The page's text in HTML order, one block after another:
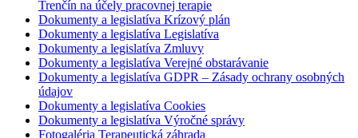
Trenčín na účely pracovnej terapie
Dokumenty a legislatíva Krízový plán
Dokumenty a legislatíva Legislatíva
Dokumenty a legislatíva Zmluvy
Dokumenty a legislatíva Verejné obstarávanie
Dokumenty a legislatíva GDPR – Zásady ochrany osobných
údajov
Dokumenty a legislatíva Cookies
Dokumenty a legislatíva Výročné správy
Fotogaléria Terapeutická záhrada